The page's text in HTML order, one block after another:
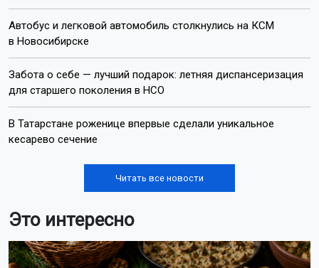
Автобус и легковой автомобиль столкнулись на КСМ
в Новосибирске
Забота о себе — лучший подарок: летняя диспансеризация
для старшего поколения в НСО
В Татарстане роженице впервые сделали уникальное
кесарево сечение
Читать все новости
Это интересно